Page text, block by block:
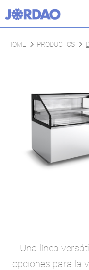
HOME PRODUCTOS
Una línea
opciones para la